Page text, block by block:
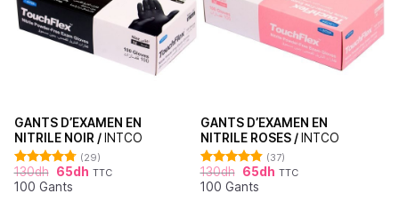
GANTS D’EXAMEN EN
NITRILE NOIR / INTCO
Note4.76
sur 5
(29)
130dh 65dh TTC
100 Gants
GANTS D’EXAMEN EN
NITRILE ROSES / INTCO
Note4.86
sur 5
(37)
130dh 65dh TTC
100 Gants